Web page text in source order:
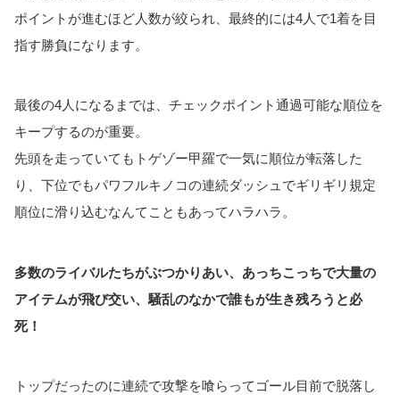
ポイントが進むほど人数が絞られ、最終的には4人で1着を目
指す勝負になります。
最後の4人になるまでは、チェックポイント通過可能な順位を
キープするのが重要。
先頭を走っていてもトゲゾー甲羅で一気に順位が転落した
り、下位でもパワフルキノコの連続ダッシュでギリギリ規定
順位に滑り込むなんてこともあってハラハラ。
多数のライバルたちがぶつかりあい、あっちこっちで大量の
アイテムが飛び交い、騒乱のなかで誰もが生き残ろうと必
死！
トップだったのに連続で攻撃を喰らってゴール目前で脱落し